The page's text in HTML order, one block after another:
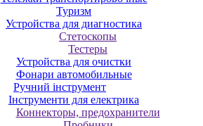
Туризм
Устройства для диагностика
Стетоскопы
Тестеры
Устройства для очистки
Фонари автомобильные
Ручний інструмент
Інструменти для електрика
Коннекторы, предохранители